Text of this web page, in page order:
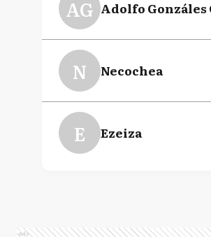
AG Adolfo Gonzáles
N Necochea
E Ezeiza
Ads